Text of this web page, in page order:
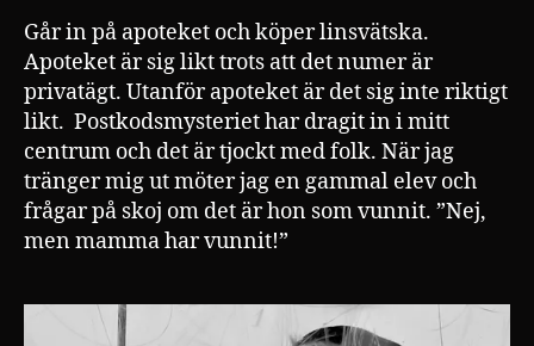
Hornsgatan
Går in på apoteket och köper linsvätska.
Apoteket är sig likt trots att det numer är
privatägt. Utanför apoteket är det sig inte riktigt
likt. Postkodsmysteriet har dragit in i mitt
centrum och det är tjockt med folk. När jag
tränger mig ut möter jag en gammal elev och
frågar på skoj om det är hon som vunnit. ”Nej,
men mamma har vunnit!”